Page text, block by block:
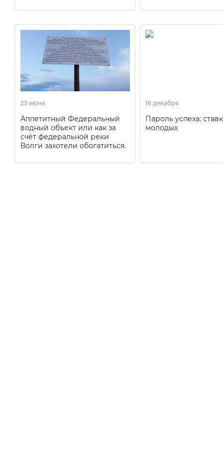
23 июня
Аппетитный Федеральный
водный объект или как за
счёт федеральной реки
Волги захотели обогатиться.
18 декабря
Пароль успеха:
молодых